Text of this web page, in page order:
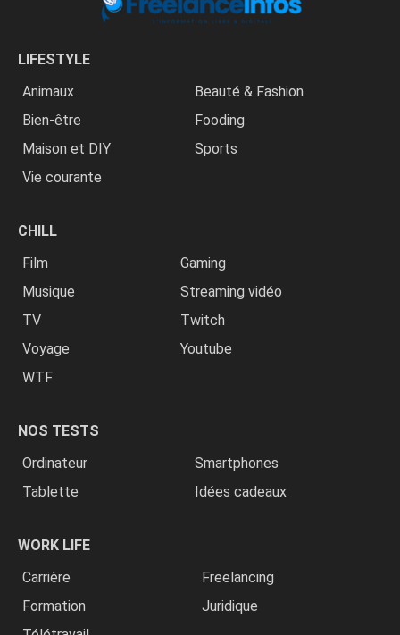
LIFESTYLE
Animaux
Beauté & Fashion
Bien-être
Fooding
Maison et DIY
Sports
Vie courante
CHILL
Film
Gaming
Musique
Streaming vidéo
TV
Twitch
Voyage
Youtube
WTF
NOS TESTS
Ordinateur
Smartphones
Tablette
Idées cadeaux
WORK LIFE
Carrière
Freelancing
Formation
Juridique